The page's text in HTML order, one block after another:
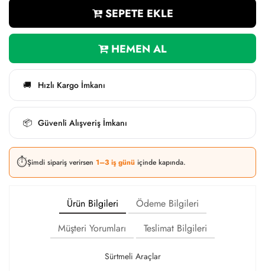
SEPETE EKLE
HEMEN AL
🚚 Hızlı Kargo İmkanı
📦 Güvenli Alışveriş İmkanı
⏱️Şimdi sipariş verirsen 1–3 iş günü içinde kapında.
Ürün Bilgileri
Ödeme Bilgileri
Müşteri Yorumları
Teslimat Bilgileri
Sürtmeli Araçlar